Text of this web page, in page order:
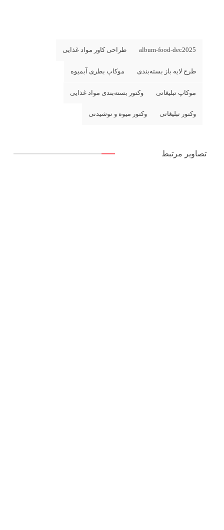
album-food-dec2025 طراحی کاور مواد غذایی
طرح لایه باز بسته‌بندی موکاپ بطری آبمیوه
موکاپ تبلیغاتی وکتور بسته‌بندی مواد غذایی
وکتور تبلیغاتی وکتور میوه و نوشیدنی
تصاویر مرتبط